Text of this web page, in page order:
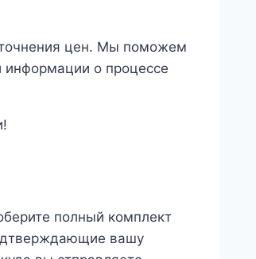
цен. Мы поможем
информации о процессе
полный комплект
вашу